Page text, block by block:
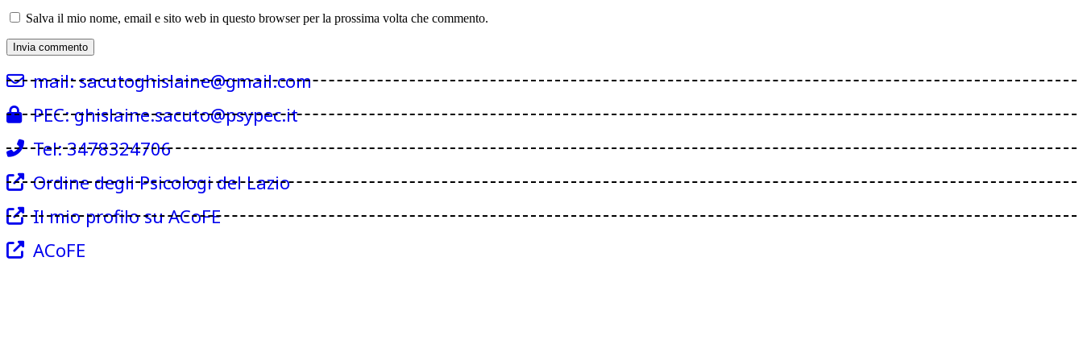
Salva il mio nome, email e sito web in questo browser per la prossima volta che commento.
mail: sacutoghislaine@gmail.com
PEC: ghislaine.sacuto@psypec.it
Tel: 3478324706
Ordine degli Psicologi del Lazio
Il mio profilo su ACoFE
ACoFE